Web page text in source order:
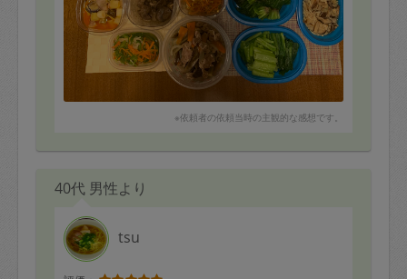
※依頼者の依頼当時の主観的な感想です。
40代 男性より
tsu